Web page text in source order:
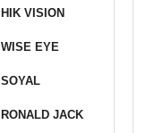
VISION
EYE
JACK